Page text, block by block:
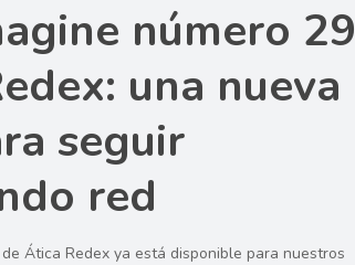
número 29
una nueva
seguir
red
Ática Redex ya está disponible para nuestros